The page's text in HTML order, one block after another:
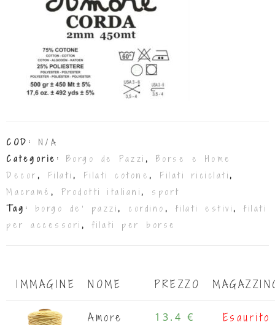
COD: N/A
Categorie: Borgo de Pazzi , Borse e Home
Decor , Filati , Filati cotone , Filati riciclati ,
Macramé , Prodotti italiani , sport
Tag: borgo de' pazzi , cordino , filati estivi , filati
per accessori , filati per borse
IMMAGINE NOME PREZZO
Amore
13.4 € Esaurito